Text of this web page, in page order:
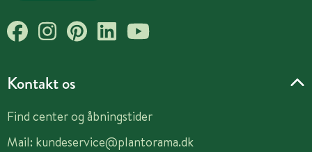
Kontakt os
Find center og åbningstider
Mail: kundeservice@plantorama.dk